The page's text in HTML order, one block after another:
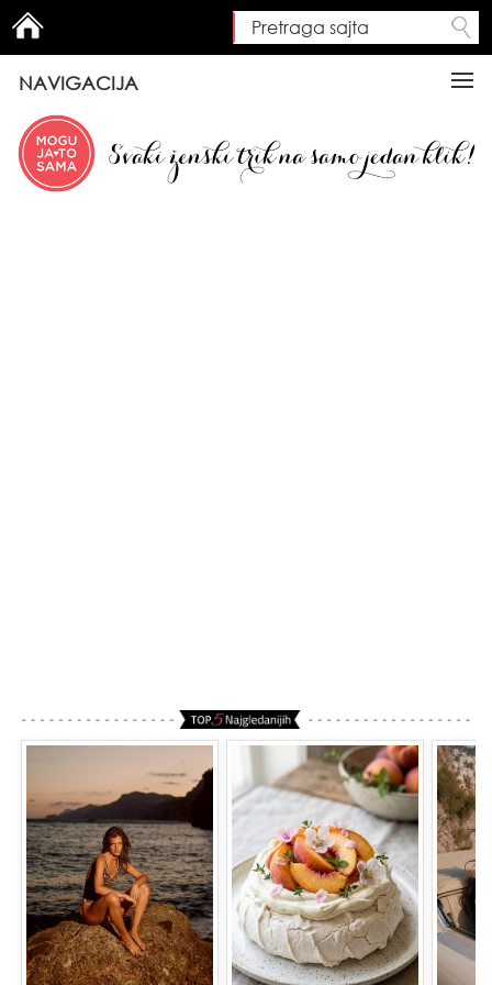
Search form
Pretraga sajta
NAVIGACIJA